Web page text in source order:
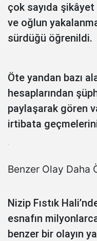
çok sayıda
ve oğlun
sürdüğü öğrenildi.
Öte yandan bazı
hesaplarından
paylaşarak gören
irtibata
Benzer Olay Daha
Nizip Fıstık
esnafın
benzer bir olayın